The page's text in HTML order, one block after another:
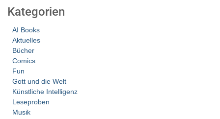
Kategorien
AI Books
Aktuelles
Bücher
Comics
Fun
Gott und die Welt
Künstliche Intelligenz
Leseproben
Musik